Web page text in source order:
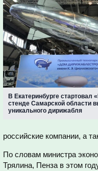
В Екатеринбурге стартовал
стенде Самарской области
уникального дирижабля
российские компании, а
По словам министра
Трялина, Пенза в этом